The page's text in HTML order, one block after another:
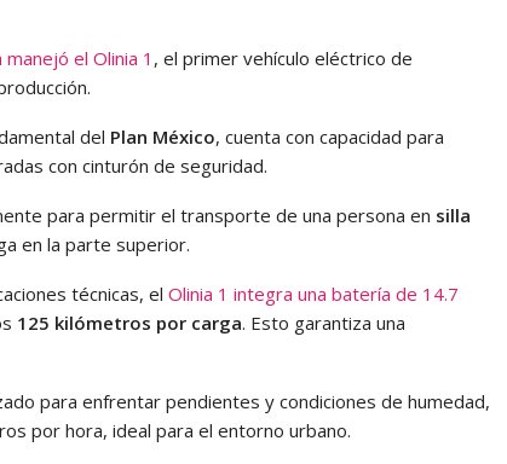
manejó el Olinia 1 , el primer vehículo eléctrico de
del Plan México, cuenta con capacidad para
con cinturón de seguridad.
para permitir el transporte de una persona en silla
en la parte superior.
técnicas, el Olinia 1 integra una batería de 14.7
125 kilómetros por carga. Esto garantiza una
para enfrentar pendientes y condiciones de humedad,
por hora, ideal para el entorno urbano.